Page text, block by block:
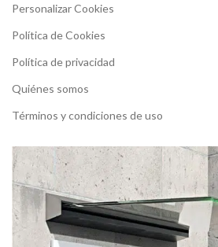
Personalizar Cookies
Política de Cookies
Política de privacidad
Quiénes somos
Términos y condiciones de uso